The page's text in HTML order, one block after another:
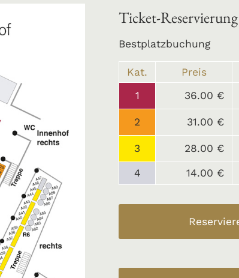
Ticket-Reservierung
Bestplatzbuchung
Kat. Preis
1
36.00 €
2 31.00 €
3 28.00 €
4 14.00 €